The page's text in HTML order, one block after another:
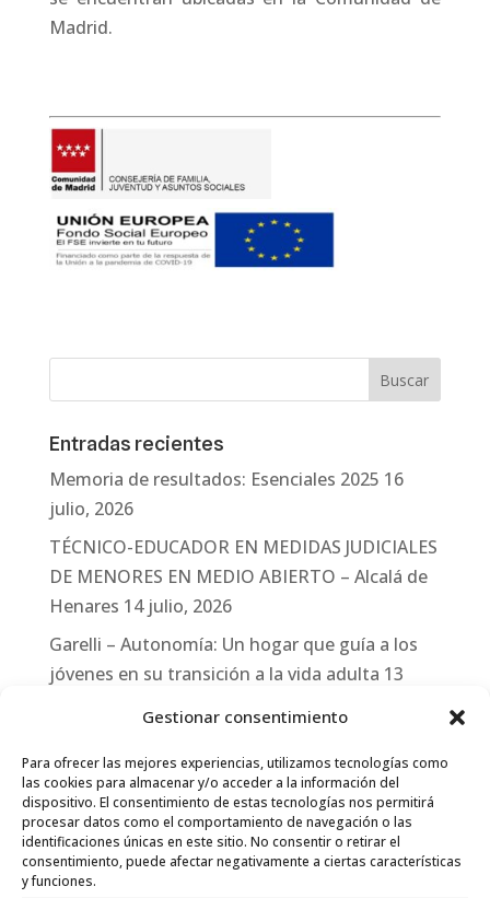
Gestionar consentimiento
Para ofrecer las mejores experiencias, utilizamos tecnologías como
las cookies para almacenar y/o acceder a la información del
dispositivo. El consentimiento de estas tecnologías nos permitirá
procesar datos como el comportamiento de navegación o las
identificaciones únicas en este sitio. No consentir o retirar el
consentimiento, puede afectar negativamente a ciertas características
y funciones.
Madrid.
Entradas recientes
Memoria de resultados: Esenciales 2025 16
julio, 2026
TÉCNICO-EDUCADOR EN MEDIDAS JUDICIALES
DE MENORES EN MEDIO ABIERTO – Alcalá de
Henares 14 julio, 2026
Garelli – Autonomía: Un hogar que guía a los
jóvenes en su transición a la vida adulta 13
Garelli-Refugio: Acciones de empleo en el
marco del Sistema de Acogida de Protección
Internacional 10 julio, 2026